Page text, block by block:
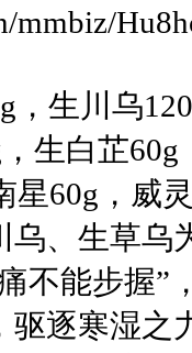
mmbiz/
，生川乌
生白芷
星60g，威
乌、生草
不能步握”
逐寒湿之